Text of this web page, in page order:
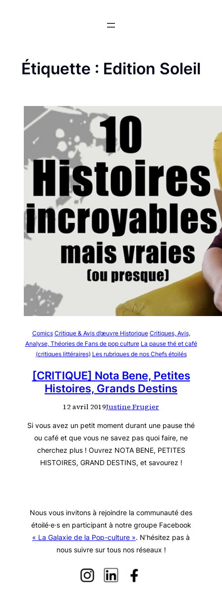
Étiquette : Edition Soleil
Comics Critique & Avis d’œuvre Historique Critiques, Avis,
Analyse, Théories de Fans de pop culture La pause thé et café
(critiques littéraires) Les rubriques de nos Chefs étoilés
[CRITIQUE] Nota Bene, Petites
Histoires, Grands Destins
12 avril 2019Justine Frugier
Si vous avez un petit moment durant une pause thé
ou café et que vous ne savez pas quoi faire, ne
cherchez plus ! Ouvrez NOTA BENE, PETITES
HISTOIRES, GRAND DESTINS, et savourez !
Nous vous invitons à rejoindre la communauté des
étoilé·e·s en participant à notre groupe Facebook
« La Galaxie de la Pop-culture ». N’hésitez pas à
nous suivre sur tous nos réseaux !